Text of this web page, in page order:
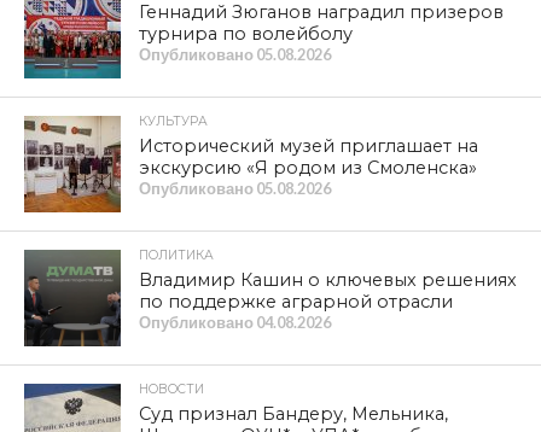
Геннадий Зюганов наградил призеров
турнира по волейболу
Опубликовано 05.08.2026
КУЛЬТУРА
Исторический музей приглашает на
экскурсию «Я родом из Смоленска»
Опубликовано 05.08.2026
ПОЛИТИКА
Владимир Кашин о ключевых решениях
по поддержке аграрной отрасли
Опубликовано 04.08.2026
НОВОСТИ
Суд признал Бандеру, Мельника,